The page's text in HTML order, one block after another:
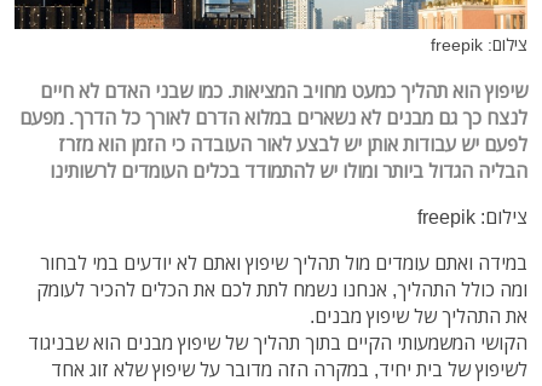
צילום: freepik
שיפוץ הוא תהליך כמעט מחויב המציאות. כמו שבני האדם לא חיים
לנצח כך גם מבנים לא נשארים במלוא הדרם לאורך כל הדרך. מפעם
לפעם יש עבודות אותן יש לבצע לאור העובדה כי הזמן הוא מזרז
הבליה הגדול ביותר ומולו יש להתמודד בכלים העומדים לרשותינו
צילום: freepik
במידה ואתם עומדים מול תהליך שיפוץ ואתם לא יודעים במי לבחור
ומה כולל התהליך, אנחנו נשמח לתת לכם את הכלים להכיר לעומק
את התהליך של שיפוץ מבנים.
הקושי המשמעותי הקיים בתוך תהליך של שיפוץ מבנים הוא שבניגוד
לשיפוץ של בית יחיד, במקרה הזה מדובר על שיפוץ שלא זוג אחד